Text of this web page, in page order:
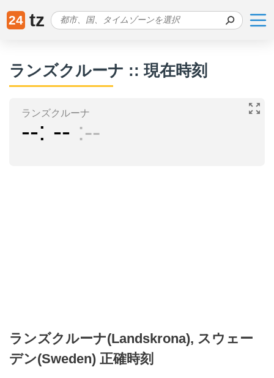
24 tz
ランズクルーナ :: 現在時刻
ランズクルーナ
-- -- --
ランズクルーナ(Landskrona), スウェー
デン(Sweden) 正確時刻